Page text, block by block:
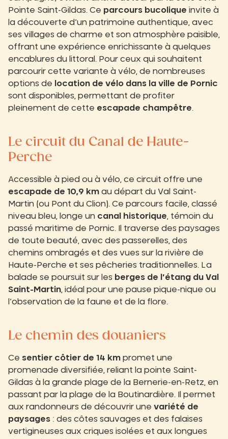
Pointe Saint-Gildas. Ce parcours bucolique invite à
la découverte d’un patrimoine authentique, avec
ses villages de charme et son atmosphère paisible,
offrant une expérience enrichissante à quelques
encablures du littoral. Pour ceux qui souhaitent
parcourir cette variante à vélo, de nombreuses
options de
location de vélo dans la ville de Pornic
sont disponibles, permettant de profiter
pleinement de cette escapade champêtre.
Le circuit du Canal de Haute-
Perche
Accessible à pied ou à vélo, ce circuit offre une
escapade de 10,9 km au départ du Val Saint-
Martin (ou Pont du Clion). Ce parcours facile, classé
niveau bleu, longe un canal historique, témoin du
passé maritime de Pornic. Il traverse des paysages
de toute beauté, avec des passerelles, des
chemins ombragés et des vues sur la rivière de
Haute-Perche et ses pêcheries traditionnelles. La
balade se poursuit sur les berges de l’étang du Val
Saint-Martin, idéal pour une pause pique-nique ou
l’observation de la faune et de la flore.
Le chemin des douaniers
Ce sentier côtier de 14 km promet une
promenade diversifiée, reliant la pointe Saint-
Gildas à la grande plage de la Bernerie-en-Retz, en
passant par la plage de la Boutinardière. Il permet
aux randonneurs de découvrir une variété de
paysages : des côtes sauvages et des falaises
vertigineuses aux criques isolées et aux longues